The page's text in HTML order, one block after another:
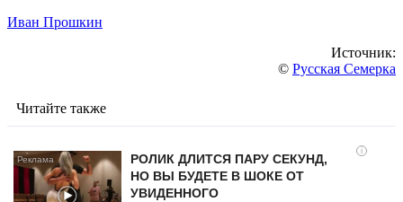
Иван Прошкин
Источник:
© Русская Семерка
Читайте также
i
РОЛИК ДЛИТСЯ ПАРУ СЕКУНД,
НО ВЫ БУДЕТЕ В ШОКЕ ОТ
УВИДЕННОГО